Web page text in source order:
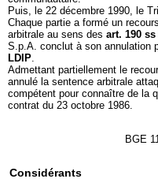
Puis, le 22 décembre 1990, le
Chaque partie a formé un
arbitrale au sens des art. 190
S.p.A. conclut à son annulation
LDIP.
Admettant partiellement le
annulé la sentence arbitrale
compétent pour connaître de la
contrat du 23 octobre 1986.
BGE
Considérants